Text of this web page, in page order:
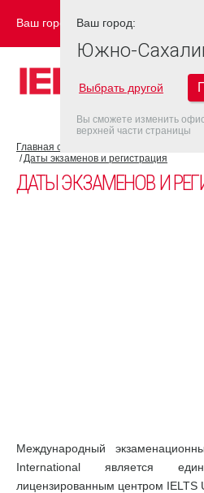
Ваш город: ЮЖНО-САХАЛИНСК
Главная страница
Даты экзаменов и регистрация
ДАТЫ ЭКЗАМЕНОВ И
Международный
International является
лицензированным центром IELTS
Ваш город:
Южно-
Выбрать другой
Вы сможете изменить
верхней части страницы